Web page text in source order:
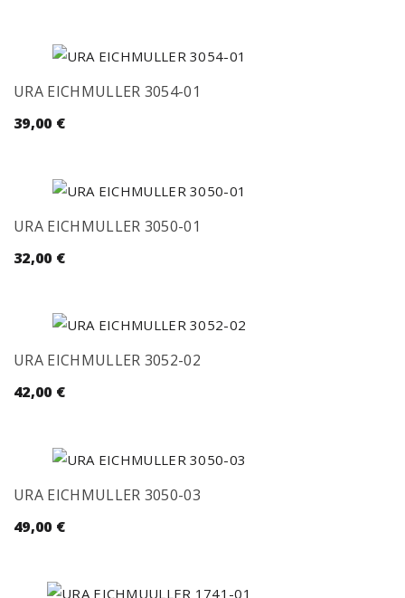
URA EICHMULLER 3054-01
39,00 €
URA EICHMULLER 3050-01
32,00 €
URA EICHMULLER 3052-02
42,00 €
URA EICHMULLER 3050-03
49,00 €